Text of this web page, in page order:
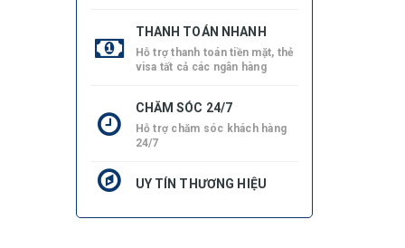
THANH TOÁN NHANH
Hỗ trợ thanh toán tiền mặt, thẻ
visa tất cả các ngân hàng
CHĂM SÓC 24/7
Hỗ trợ chăm sóc khách hàng
24/7
UY TÍN THƯƠNG HIỆU